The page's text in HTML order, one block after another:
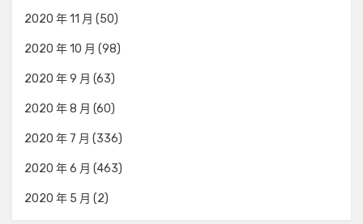
2020 年 11 月 (50)
2020 年 10 月 (98)
2020 年 9 月 (63)
2020 年 8 月 (60)
2020 年 7 月 (336)
2020 年 6 月 (463)
2020 年 5 月 (2)